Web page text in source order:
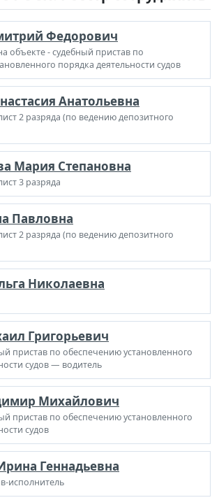
Федорович
объекте - судебный пристав по
порядка деятельности судов
Анатольевна
2 разряда (по ведению депозитного
Мария Степановна
3 разряда
Павловна
2 разряда (по ведению депозитного
Николаевна
Григорьевич
пристав по обеспечению установленного
судов — водитель
Михайлович
пристав по обеспечению установленного
судов
Геннадьевна
исполнитель